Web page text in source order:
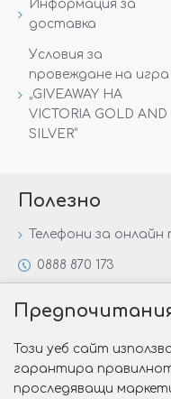
Информация за
доставка
Условия за
провеждане на игра
„GIVEAWAY НА
VICTORIA GOLD AND
SILVER“
Полезно
Телефони за онлайн
0888 870 173
Специални
Защо да изберете
Този уеб сайт
гарантира
проследяващи